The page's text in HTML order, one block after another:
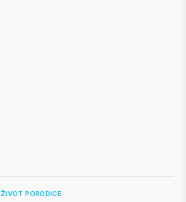
ŽIVOT PORODICE